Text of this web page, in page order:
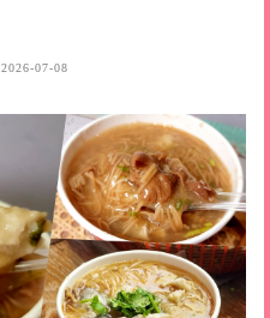
2026-07-08